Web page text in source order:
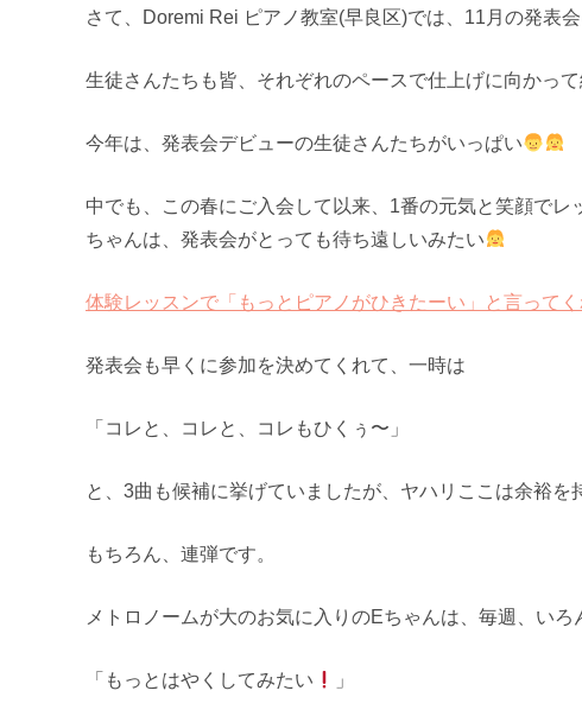
さて、Doremi Rei ピアノ教室(早良区)では、11月の発表
生徒さんたちも皆、それぞれのペースで仕上げに向かっ
今年は、発表会デビューの生徒さんたちがいっぱい
中でも、この春にご入会して以来、1番の元気と笑顔で
ちゃんは、発表会がとっても待ち遠しいみたい
体験レッスンで「もっとピアノがひきたーい」と言って
発表会も早くに参加を決めてくれて、一時は
「コレと、コレと、コレもひくぅ〜」
と、3曲も候補に挙げていましたが、ヤハリここは余裕を
もちろん、連弾です。
メトロノームが大のお気に入りのEちゃんは、毎週、いろ
「もっとはやくしてみたい 」